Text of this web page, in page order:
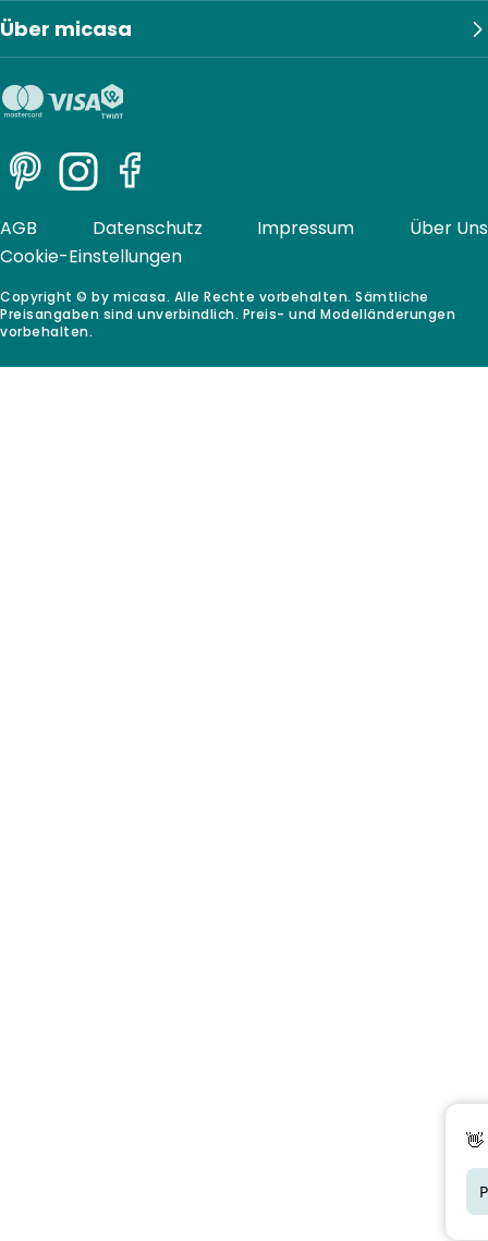
Über micasa
PinterestInstagramFacebook
Copyright © by micasa. Alle Rechte vorbehalten. Sämtliche
Preisangaben sind unverbindlich. Preis- und Modelländerungen
vorbehalten.
AGB Datenschutz Impressum
Über Uns
Cookie-Einstellungen